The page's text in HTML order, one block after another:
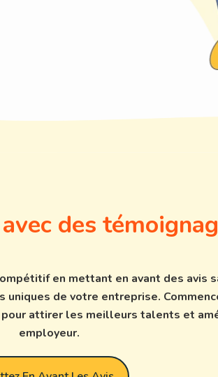
des
en mettant en avant des avis
de votre entreprise.
attirer les meilleurs talents et
employeur.